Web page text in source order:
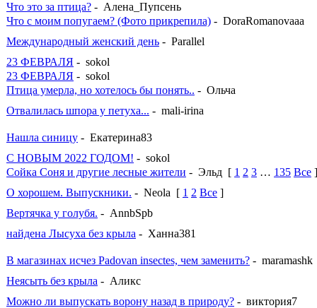
Что это за птица? - Алена_Пупсень
Что с моим попугаем? (Фото прикрепила) - DoraRomanovaaa
Международный женский день - Parallel
23 ФЕВРАЛЯ - sokol
23 ФЕВРАЛЯ - sokol
Птица умерла, но хотелось бы понять.. - Ольча
Отвалилась шпора у петуха... - mali-irina
Нашла синицу - Екатерина83
С НОВЫМ 2022 ГОДОМ! - sokol
Сойка Соня и другие лесные жители - Эльд [ 1 2 3 … 135 Все ]
О хорошем. Выпускники. - Neola [ 1 2 Все ]
Вертячка у голубя. - AnnbSpb
найдена Лысуха без крыла - Ханна381
В магазинах исчез Padovan insectes, чем заменить? - maramashk
Неясыть без крыла - Аликс
Можно ли выпускать ворону назад в природу? - виктория7